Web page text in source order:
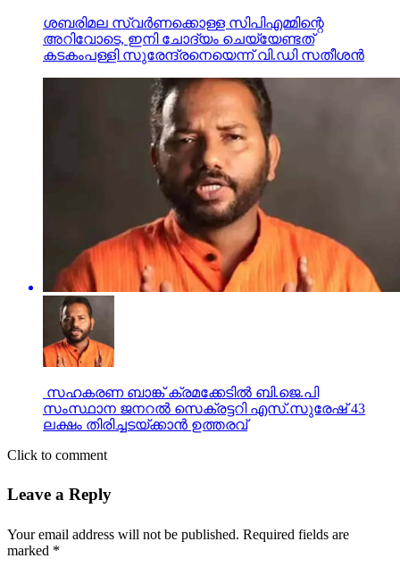
ശബരിമല സ്വര്‍ണക്കൊള്ള സിപിഎമ്മിന്റെ
അറിവോടെ, ഇനി ചോദ്യം ചെയ്യേണ്ടത്
കടകംപള്ളി സുരേന്ദ്രനെയെന്ന് വി.ഡി സതീശന്‍
സഹകരണ ബാങ്ക് ക്രമക്കേടില്‍ ബി.ജെ.പി
സംസ്ഥാന ജനറല്‍ സെക്രട്ടറി എസ്.സുരേഷ് 43
ലക്ഷം തിരിച്ചടയ്ക്കാന്‍ ഉത്തരവ്
Click to comment
Leave a Reply
Your email address will not be published. Required fields are
marked *